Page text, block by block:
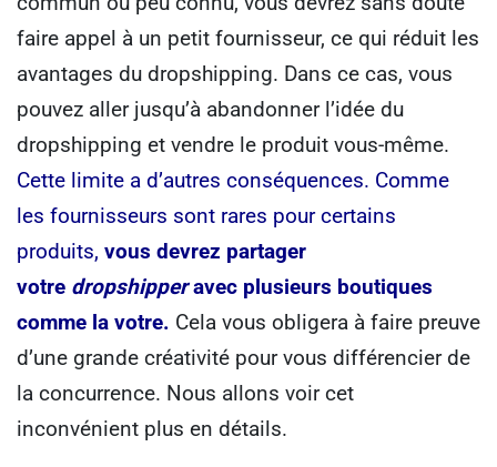
faire appel à un petit fournisseur, ce qui réduit les
avantages du dropshipping. Dans ce cas, vous
pouvez aller jusqu’à abandonner l’idée du
dropshipping et vendre le produit vous-même.
Cette limite a d’autres conséquences. Comme
les fournisseurs sont rares pour certains
produits, vous devrez partager
votre dropshipperavec plusieurs boutiques
comme la votre. Cela vous obligera à faire preuve
d’une grande créativité pour vous différencier de
la concurrence. Nous allons voir cet
inconvénient plus en détails.